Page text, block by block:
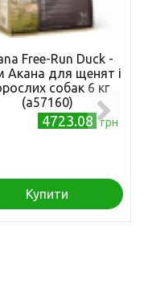
Free-Run Duck -
Акана для щенят і
собак 6 кг
(a57160)
4723.08 грн
Купити